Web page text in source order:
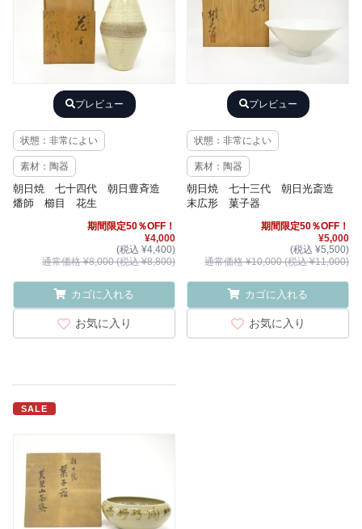
プレビュー
状態：非常によい
素材：陶器
朝日焼 七十四代 朝日豊斉造
燔師 櫛目 花生
期間限定50％OFF！
¥4,000
(税込 ¥4,400)
通常価格 ¥8,000 (税込 ¥8,800)
カゴに入れる
お気に入り
プレビュー
状態：非常によい
素材：陶器
朝日焼 七十三代 朝日光斎造
末広形 菓子器
期間限定50％OFF！
¥5,000
(税込 ¥5,500)
通常価格 ¥10,000 (税込 ¥11,000)
カゴに入れる
お気に入り
SALE